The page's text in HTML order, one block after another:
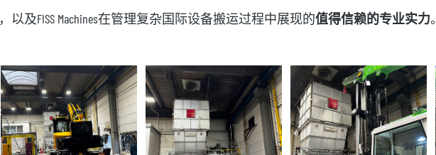
，以及FISS Machines在管理复杂国际设备搬运过程中展现的值得信赖的专业实力。